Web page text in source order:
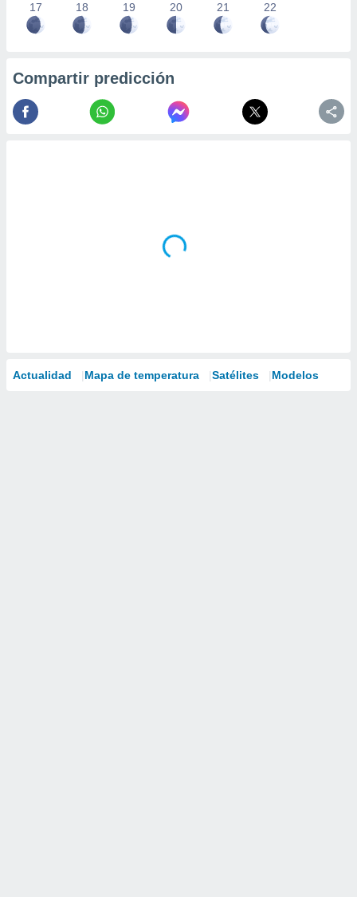
17 18 19 20 21 22
Compartir predicción
Actualidad Mapa de temperatura Satélites Modelos